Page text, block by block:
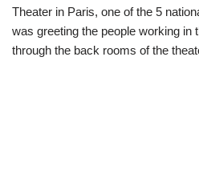
Theater in Paris, one of the 5
was greeting the people working in
through the back rooms of the